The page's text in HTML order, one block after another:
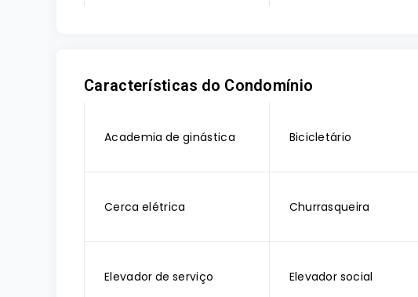
Características do Condomínio
Academia de ginástica Bicicletário
Cerca elétrica Churrasqueira
Elevador de serviço Elevador social